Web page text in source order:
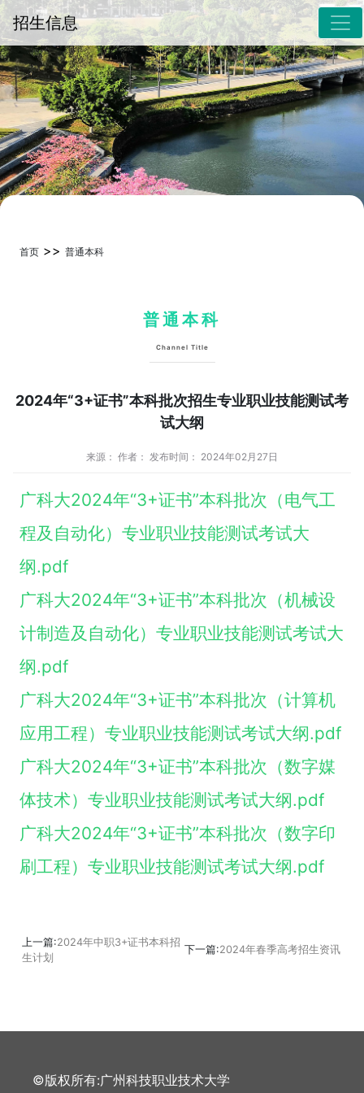
招生信息
首页 >>普通本科
普通本科
Channel Title
2024年“3+证书”本科批次招生专业职业技能测试考
试大纲
来源： 作者： 发布时间： 2024年02月27日
广科大2024年“3+证书”本科批次（电气工
程及自动化）专业职业技能测试考试大
纲.pdf
广科大2024年“3+证书”本科批次（机械设
计制造及自动化）专业职业技能测试考试大
纲.pdf
广科大2024年“3+证书”本科批次（计算机
应用工程）专业职业技能测试考试大纲.pdf
广科大2024年“3+证书”本科批次（数字媒
体技术）专业职业技能测试考试大纲.pdf
广科大2024年“3+证书”本科批次（数字印
刷工程）专业职业技能测试考试大纲.pdf
上一篇:2024年中职3+证书本科招
生计划
下一篇:2024年春季高考招生资讯
©版权所有:广州科技职业技术大学